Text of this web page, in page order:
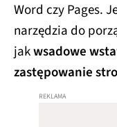
Word czy Pages.
narzędzia do
jakwsadowe
zastępowanie